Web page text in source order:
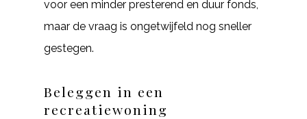
voor een minder presterend en duur fonds,
maar de vraag is ongetwijfeld nog sneller
gestegen.
Beleggen in een
recreatiewoning